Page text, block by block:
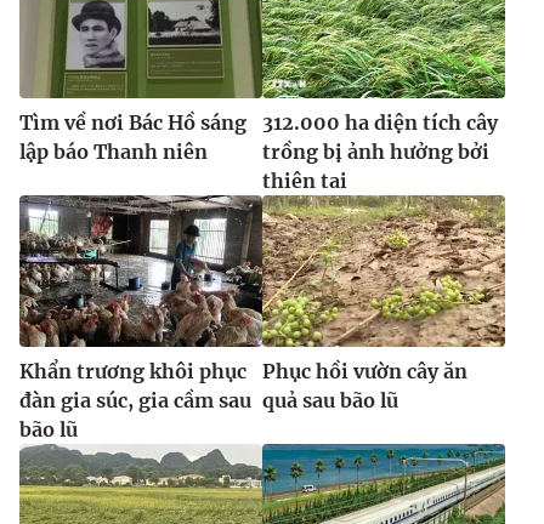
Tìm về nơi Bác Hồ sáng
lập báo Thanh niên
312.000 ha diện tích cây
trồng bị ảnh hưởng bởi
thiên tai
Khẩn trương khôi phục
đàn gia súc, gia cầm sau
bão lũ
Phục hồi vườn cây ăn
quả sau bão lũ